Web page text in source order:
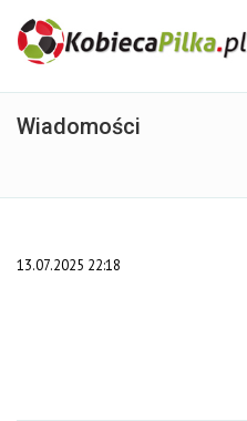
Wiadomości
13.07.2025 22:18